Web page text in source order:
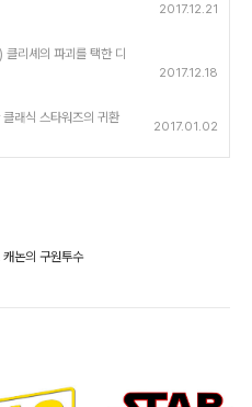
2017.12.21
리셰의 파괴를 택한 디
2017.12.18
래식 스타워즈의 귀환
2017.01.02
논의 구원투수